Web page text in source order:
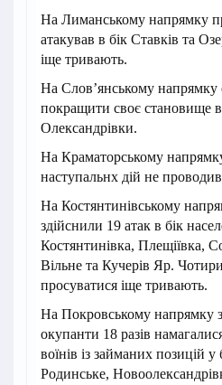
На Лиманському напрямку
атакував в бік Ставків та
іще тривають.
На Слов’янському напрямку
покращити своє становище
Олександрівки.
На Краматорському
наступальнх дій не
На Костянтинівському
здійснили 19 атак в бік
Костянтинівка, Плещіївка,
Вільне та Кучерів Яр.
просуватися іще тривають.
На Покровському напрямку
окупанти 18 разів
воїнів із займаних позицій
Родинське,